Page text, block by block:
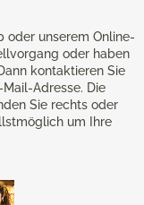
oder unserem Online-
oder haben
kontaktieren Sie
Adresse. Die
Sie rechts oder
um Ihre